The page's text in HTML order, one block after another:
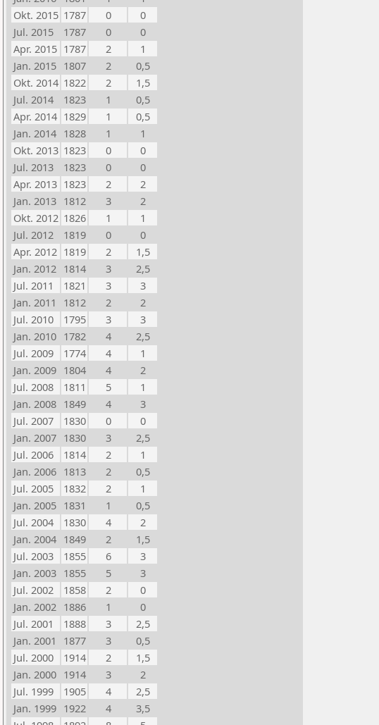
Okt. 2015 1787 0
0
Jul. 2015
1787 0
0
Apr. 2015 1787 2
1
Jan. 2015 1807 2
0,5
Okt. 2014 1822 2
1,5
Jul. 2014
1823 1
0,5
Apr. 2014 1829 1
0,5
Jan. 2014 1828 1
1
Okt. 2013 1823 0
0
Jul. 2013
1823 0
0
Apr. 2013 1823 2
2
Jan. 2013 1812 3
2
Okt. 2012 1826 1
1
Jul. 2012
1819 0
0
Apr. 2012 1819 2
1,5
Jan. 2012 1814 3
2,5
Jul. 2011
1821 3
3
Jan. 2011
1812 2
2
Jul. 2010
1795 3
3
Jan. 2010 1782 4
2,5
Jul. 2009
1774 4
1
Jan. 2009 1804 4
2
Jul. 2008
1811 5
1
Jan. 2008 1849 4
3
Jul. 2007
1830 0
0
Jan. 2007 1830 3
2,5
Jul. 2006
1814 2
1
Jan. 2006 1813 2
0,5
Jul. 2005
1832 2
1
Jan. 2005 1831 1
0,5
Jul. 2004
1830 4
2
Jan. 2004 1849 2
1,5
Jul. 2003
1855 6
3
Jan. 2003 1855 5
3
Jul. 2002
1858 2
0
Jan. 2002 1886 1
0
Jul. 2001
1888 3
2,5
Jan. 2001
1877 3
0,5
Jul. 2000
1914 2
1,5
Jan. 2000 1914 3
2
Jul. 1999
1905 4
2,5
Jan. 1999 1922 4
3,5